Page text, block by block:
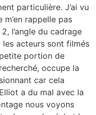
particulière. J’ai vu
rappelle pas
l’angle du cadrage
les acteurs sont filmés
portion de
occupe la
car cela
a du mal avec la
nous voyons